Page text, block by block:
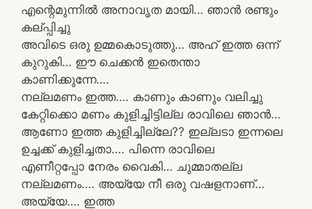
എന്റെമുന്നിൽ അനാവൃത മായി… ഞാൻ രണ്ടും
കല്പ്പിച്ചു
അവിടെ ഒരു ഉമ്മകൊടുത്തു… അഹ് ഇത്ത ഒന്ന്
കുറുകി… ഈ ചെക്കൻ ഇതെന്താ
കാണിക്കുന്നേ….
നല്ലമണം ഇത്ത…. കാണും കാണും വലിച്ചു
കേറ്റിക്കൊ മണം കുളിച്ചിട്ടില്ല രാവിലെ ഞാൻ…
ആണോ ഇത്ത കുളിച്ചില്ലേ?? ഇല്ലടാ ഇന്നലെ
ഉച്ചക്ക് കുളിച്ചതാ…. പിന്നെ രാവിലെ
എണീറ്റപ്പോ നേരം വൈകി… ചുമ്മാതല്ല
നല്ലമണം…. അയ്യേ നീ ഒരു വഷളനാണ്‌…
അയ്യേ…. ഇത്ത